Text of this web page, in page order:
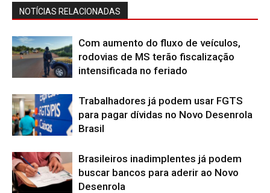
NOTÍCIAS RELACIONADAS
Com aumento do fluxo de veículos,
rodovias de MS terão fiscalização
intensificada no feriado
Trabalhadores já podem usar FGTS
para pagar dívidas no Novo Desenrola
Brasil
Brasileiros inadimplentes já podem
buscar bancos para aderir ao Novo
Desenrola